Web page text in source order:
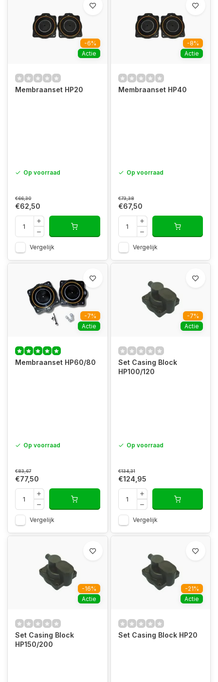
-6%
Actie
Membraanset HP20
Op voorraad
€66,30
€62,50
Vergelijk
-8%
Actie
Membraanset HP40
Op voorraad
€73,38
€67,50
Vergelijk
-7%
Actie
Membraanset HP60/80
Op voorraad
€83,67
€77,50
Vergelijk
-7%
Actie
Set Casing Block
HP100/120
Op voorraad
€134,31
€124,95
Vergelijk
-16%
Actie
Set Casing Block
HP150/200
-21%
Actie
Set Casing Block HP20